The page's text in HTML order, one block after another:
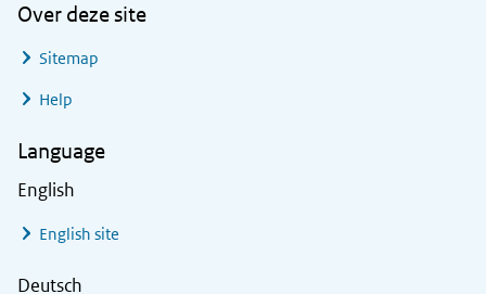
Over deze site
Sitemap
Help
Language
English
English site
Deutsch